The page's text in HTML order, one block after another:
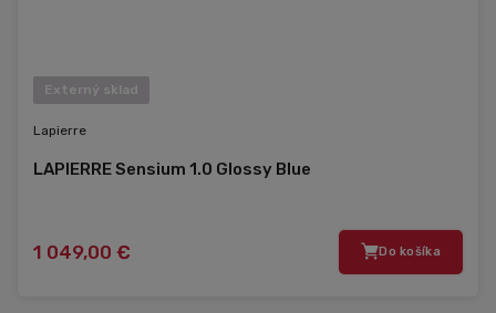
Externý sklad
Lapierre
LAPIERRE Sensium 1.0 Glossy Blue
1 049,00 € Do košíka